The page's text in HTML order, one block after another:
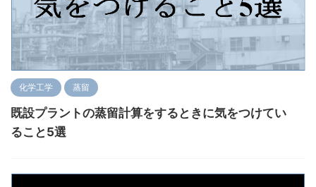
化学工学 蒸留
既設プラントの蒸留計算をするときに気をつけてい
ること5選